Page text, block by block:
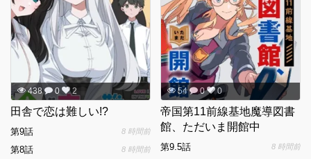
438 0 2
田舎で恋は難しい!?
第9話 8 時間前
第8話 8 時間前
54 0 0
帝国第11前線基地魔導図書
館、ただいま開館中
第9.5話 8 時間前